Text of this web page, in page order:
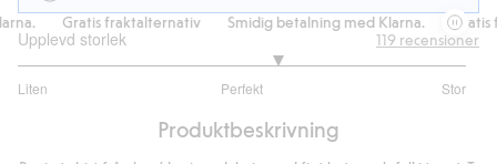
Gratis fraktalternativ Smidig betalning med Klarna. Gratis
Upplevd storlek
Liten Perfekt Stor
utav
119 recensioner
Produktbeskrivning